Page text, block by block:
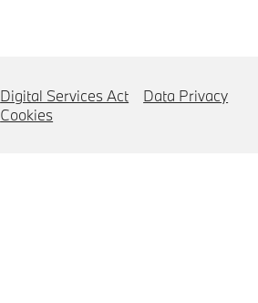
Digital Services Act
Data Privacy
Cookies